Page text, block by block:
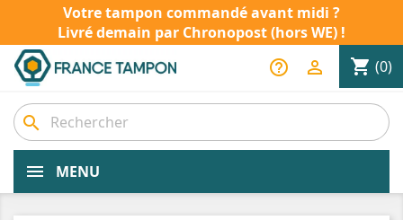
Votre tampon commandé avant midi ?
Livré demain par Chronopost (hors WE) !
shopping_cart (0)

help_outline
search
MENU